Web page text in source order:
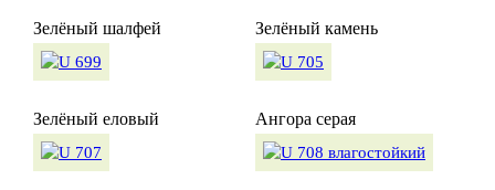
Зелёный шалфей Зелёный камень
Зелёный еловый Ангора серая